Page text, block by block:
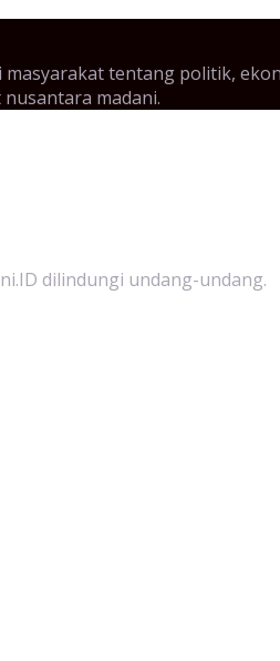
tentang politik,
madani.
dilindungi undang-undang.